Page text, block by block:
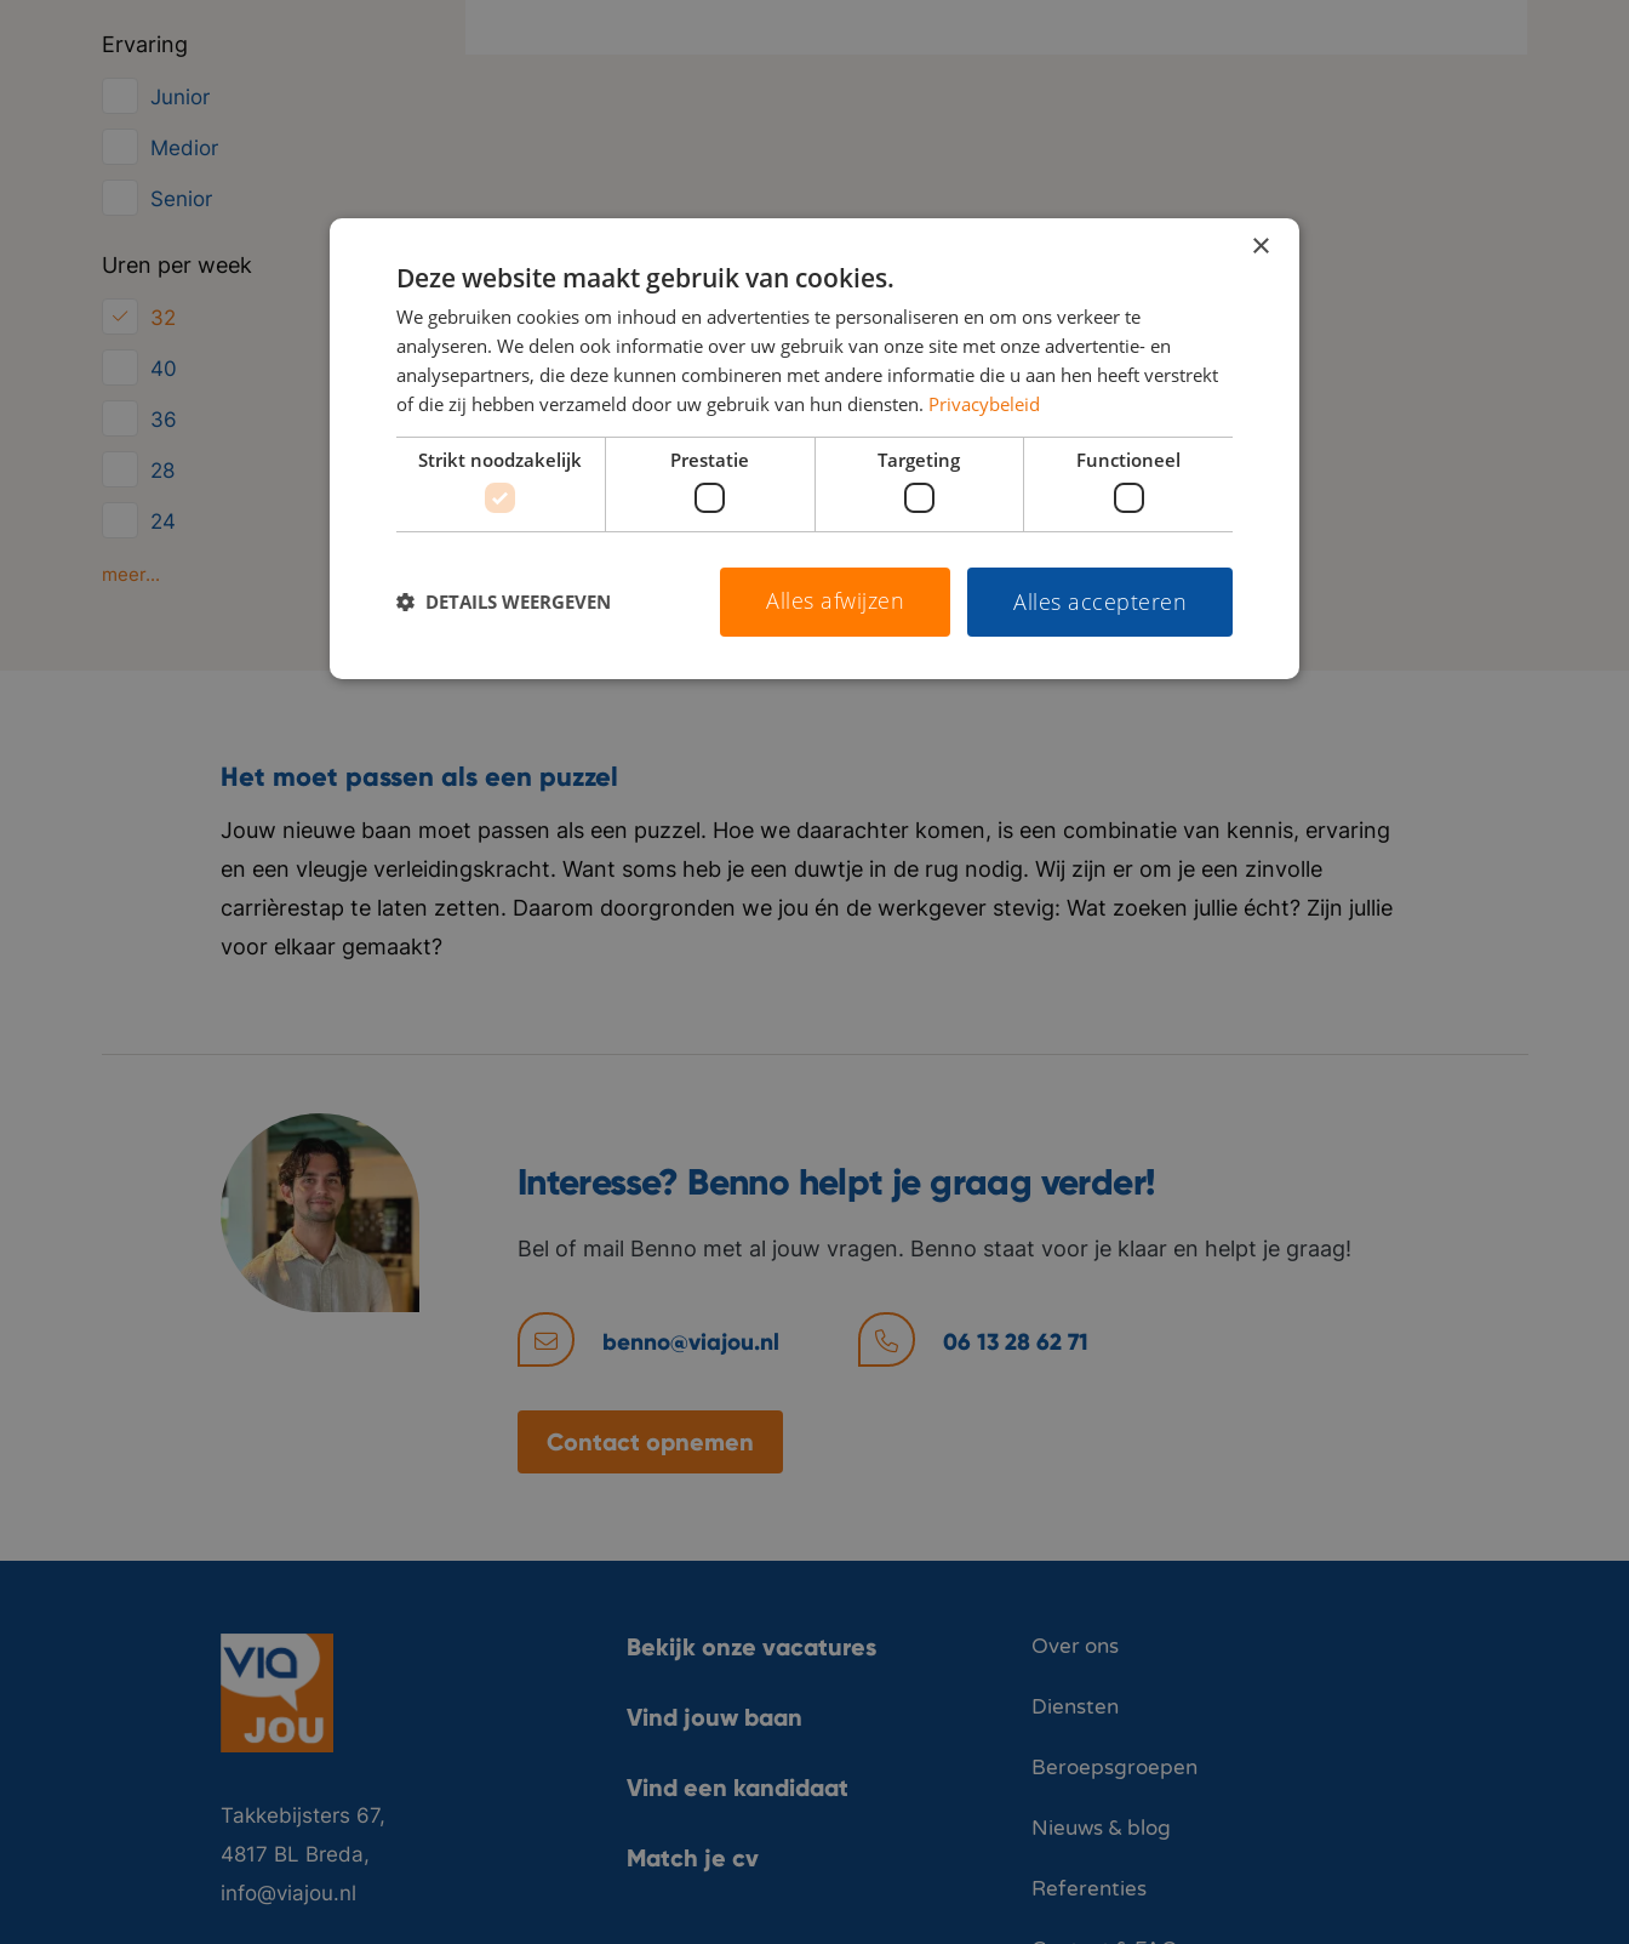
Ervaring
Junior
Medior
Senior
Uren per week
32
40
36
28
24
Minder dan 24
meer...
Het moet passen als een puzzel
Jouw nieuwe baan moet passen als een puzzel. Hoe we daarachter komen, is een combinatie van kennis, ervaring
en een vleugje verleidingskracht. Want soms heb je een duwtje in de rug nodig. Wij zijn er om je een zinvolle
carrièrestap te laten zetten. Daarom doorgronden we jou én de werkgever stevig: Wat zoeken jullie écht? Zijn jullie
voor elkaar gemaakt?
Interesse? Benno helpt je graag verder!
Bel of mail Benno met al jouw vragen. Benno staat voor je klaar en helpt je graag!
benno@viajou.nl 06 13 28 62 71
Contact opnemen
Takkebijsters 67,
4817 BL Breda,
info@viajou.nl
Bekijk onze vacatures
Vind jouw baan
Vind een kandidaat
Match je cv
Over ons
Diensten
Beroepsgroepen
Nieuws & blog
Referenties
×
Deze website maakt gebruik van cookies.
We gebruiken cookies om inhoud en advertenties te personaliseren en om ons verkeer te
analyseren. We delen ook informatie over uw gebruik van onze site met onze advertentie- en
analysepartners, die deze kunnen combineren met andere informatie die u aan hen heeft verstrekt
of die zij hebben verzameld door uw gebruik van hun diensten. Privacybeleid
Strikt noodzakelijk Prestatie Targeting Functioneel
Alles accepteren
Alles afwijzen
DETAILS WEERGEVEN